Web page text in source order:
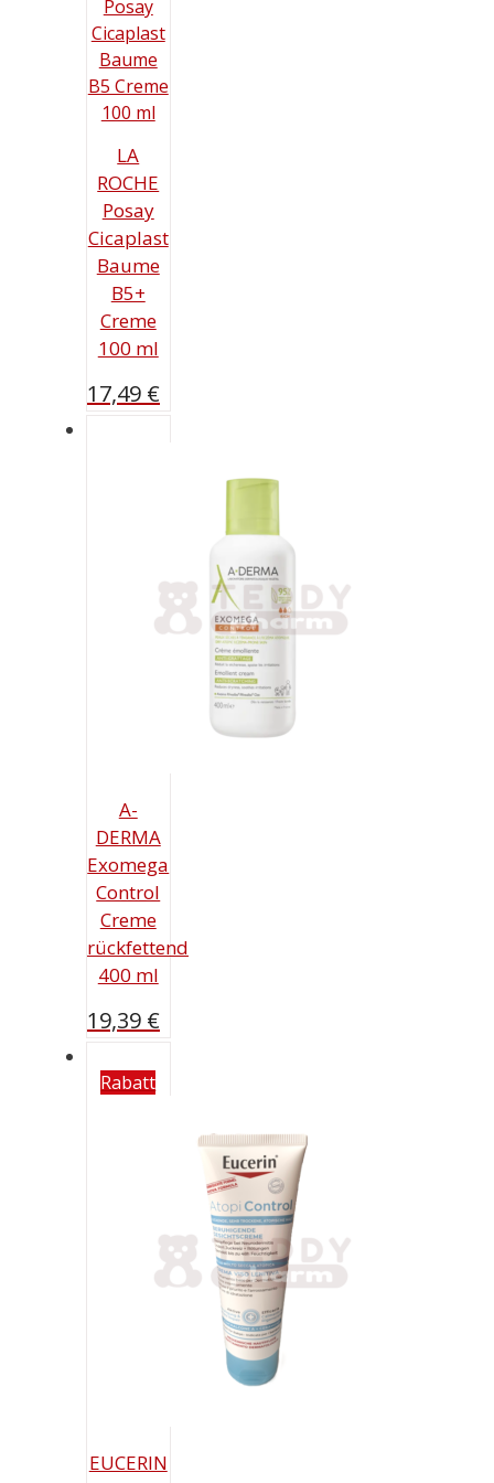
LA
ROCHE
Posay
Cicaplast
Baume
B5+
Creme
100 ml
17,49 €
A-
DERMA
Exomega
Control
Creme
rückfettend
400 ml
19,39 €
Rabatt
EUCERIN